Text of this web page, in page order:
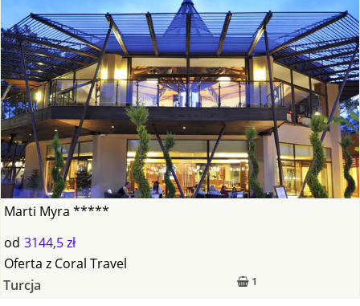
Marti Myra *****
od 3144,5 zł
1
Oferta z Coral Travel
Turcja